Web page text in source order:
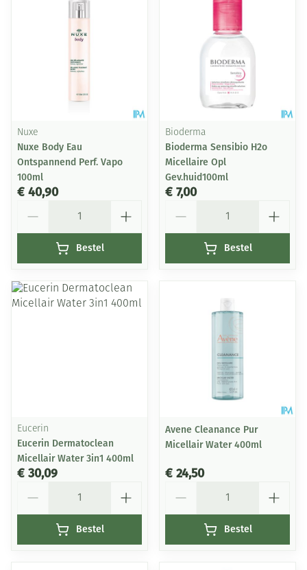
Nuxe
Nuxe Body Eau
Ontspannend Perf. Vapo
100ml
€ 40,90
Bestel
Bioderma
Bioderma Sensibio H2o
Micellaire Opl
Gev.huid100ml
€ 7,00
Bestel
Eucerin
Eucerin Dermatoclean
Micellair Water 3in1 400ml
€ 30,09
Bestel
Avene Cleanance Pur
Micellair Water 400ml
€ 24,50
Bestel